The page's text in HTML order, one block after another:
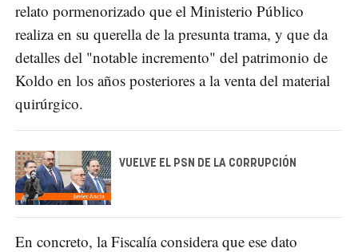
relato pormenorizado que el Ministerio Público
realiza en su querella de la presunta trama, y que da
detalles del "notable incremento" del patrimonio de
Koldo en los años posteriores a la venta del material
quirúrgico.
VUELVE EL PSN DE LA CORRUPCIÓN
En concreto, la Fiscalía considera que ese dato